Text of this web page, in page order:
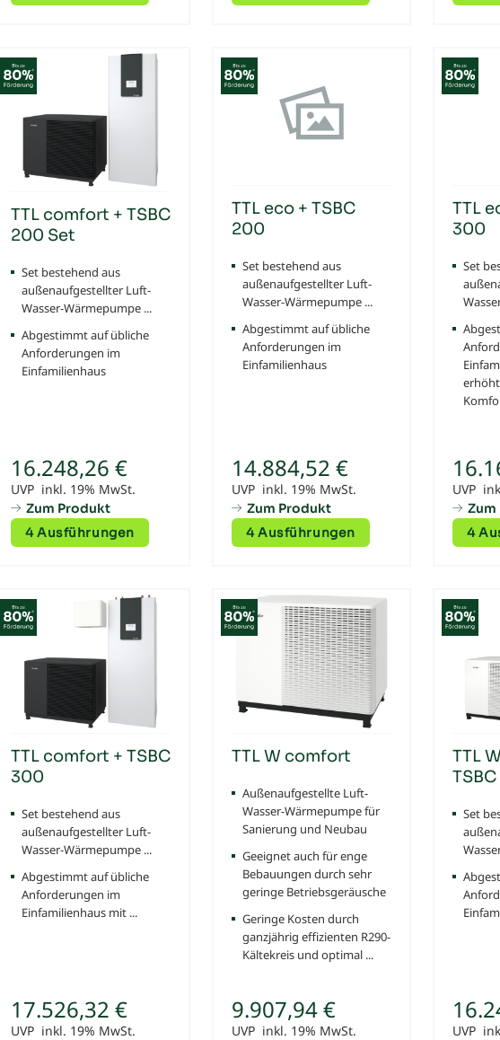
TTL comfort + TSBC
200 Set
Set bestehend aus
außenaufgestellter Luft-
Wasser-Wärmepumpe ...
Abgestimmt auf übliche
Anforderungen im
Einfamilienhaus
16.248,26 €
UVP inkl. 19% MwSt.
Zum Produkt
4 Ausführungen
TTL eco + TSBC
200
Set bestehend aus
außenaufgestellter Luft-
Wasser-Wärmepumpe ...
Abgestimmt auf übliche
Anforderungen im
Einfamilienhaus
14.884,52 €
UVP inkl. 19% MwSt.
Zum Produkt
4 Ausführungen
TTL
300
Set
UVP
4
TTL comfort + TSBC
300
Set bestehend aus
außenaufgestellter Luft-
Wasser-Wärmepumpe ...
Abgestimmt auf übliche
Anforderungen im
Einfamilienhaus mit ...
17.526,32 €
UVP inkl. 19% MwSt.
TTL W comfort
Außenaufgestellte Luft-
Wasser-Wärmepumpe für
Sanierung und Neubau
Geeignet auch für enge
Bebauungen durch sehr
geringe Betriebsgeräusche
Geringe Kosten durch
ganzjährig effizienten R290-
Kältekreis und optimal ...
9.907,94 €
UVP inkl. 19% MwSt.
TTL
Set
UVP